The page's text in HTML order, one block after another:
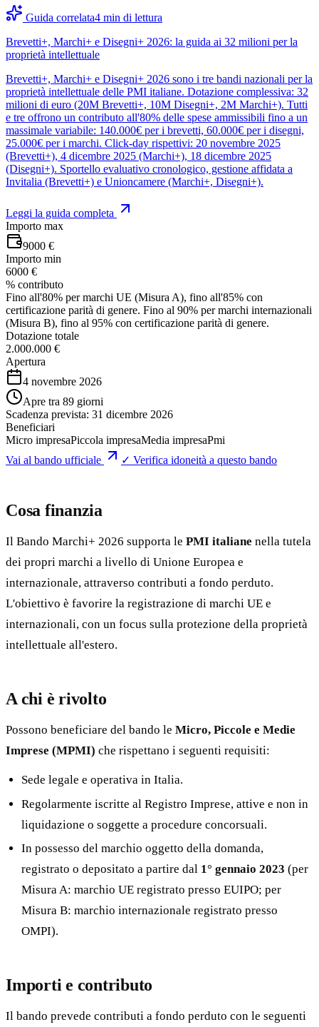
Guida correlata4 min di lettura
Brevetti+, Marchi+ e Disegni+ 2026: la guida ai 32 milioni per la
proprietà intellettuale
Brevetti+, Marchi+ e Disegni+ 2026 sono i tre bandi nazionali per la
proprietà intellettuale delle PMI italiane. Dotazione complessiva: 32
milioni di euro (20M Brevetti+, 10M Disegni+, 2M Marchi+). Tutti
e tre offrono un contributo all'80% delle spese ammissibili fino a un
massimale variabile: 140.000€ per i brevetti, 60.000€ per i disegni,
25.000€ per i marchi. Click-day rispettivi: 20 novembre 2025
(Brevetti+), 4 dicembre 2025 (Marchi+), 18 dicembre 2025
(Disegni+). Sportello evaluativo cronologico, gestione affidata a
Invitalia (Brevetti+) e Unioncamere (Marchi+, Disegni+).
Leggi la guida completa
Importo max
9000 €
Importo min
6000 €
% contributo
Fino all'80% per marchi UE (Misura A), fino all'85% con
certificazione parità di genere. Fino al 90% per marchi internazionali
(Misura B), fino al 95% con certificazione parità di genere.
Dotazione totale
2.000.000 €
Apertura
4 novembre 2026
Apre tra 89 giorni
Scadenza prevista: 31 dicembre 2026
Beneficiari
Micro impresaPiccola impresaMedia impresaPmi
Vai al bando ufficiale
✓ Verifica idoneità a questo bando
Cosa finanzia
Il Bando Marchi+ 2026 supporta le PMI italiane nella tutela
dei propri marchi a livello di Unione Europea e
internazionale, attraverso contributi a fondo perduto.
L'obiettivo è favorire la registrazione di marchi UE e
internazionali, con un focus sulla protezione della proprietà
intellettuale all'estero.
A chi è rivolto
Possono beneficiare del bando le Micro, Piccole e Medie
Imprese (MPMI) che rispettano i seguenti requisiti:
Sede legale e operativa in Italia.
Regolarmente iscritte al Registro Imprese, attive e non in
liquidazione o soggette a procedure concorsuali.
In possesso del marchio oggetto della domanda,
registrato o depositato a partire dal 1° gennaio 2023 (per
Misura A: marchio UE registrato presso EUIPO; per
Misura B: marchio internazionale registrato presso
OMPI).
Importi e contributo
Il bando prevede contributi a fondo perduto con le seguenti